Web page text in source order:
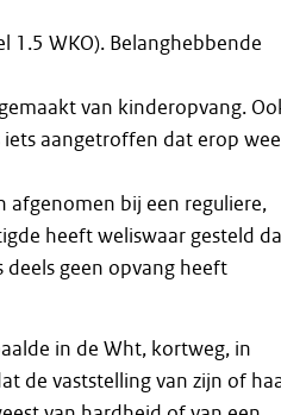
1.5 WKO). Belanghebbende
van kinderopvang.
iets aangetroffen dat erop
afgenomen bij een reguliere,
heeft weliswaar gesteld
geen opvang heeft
in de Wht, kortweg, in
de vaststelling van zijn of